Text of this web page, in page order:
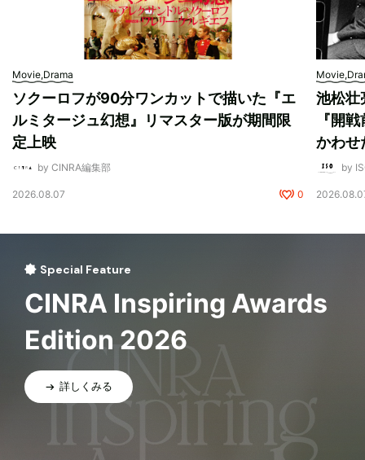
Movie,Drama
ソクーロフが90分ワンカットで描いた『エ
ルミタージュ幻想』リマスター版が期間限
定上映
by CINRA編集部
2026.08.07 0
池松壮
『開
かわせ
by
Special Feature
CINRA Inspiring Awards
Edition 2026
詳しくみる